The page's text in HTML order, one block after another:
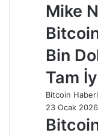
Mike
Bin
Tam
Bitcoin
23 Ocak 2026